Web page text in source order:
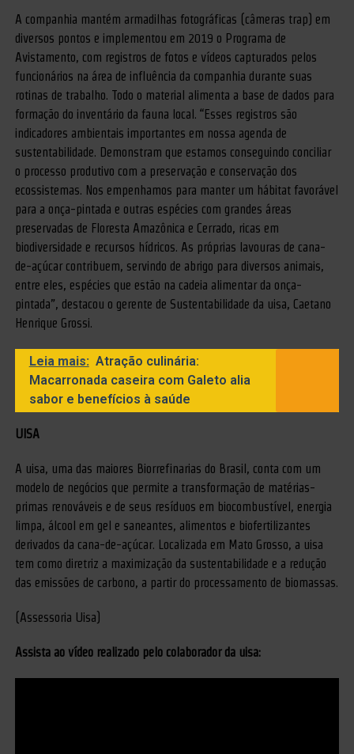
A companhia mantém armadilhas fotográficas (câmeras trap) em
diversos pontos e implementou em 2019 o Programa de
Avistamento, com registros de fotos e vídeos capturados pelos
funcionários na área de influência da companhia durante suas
rotinas de trabalho. Todo o material alimenta a base de dados para
formação do inventário da fauna local. “Esses registros são
indicadores ambientais importantes em nossa agenda de
sustentabilidade. Demonstram que estamos conseguindo conciliar
o processo produtivo com a preservação e conservação dos
ecossistemas. Nos empenhamos para manter um hábitat favorável
para a onça-pintada e outras espécies com grandes áreas
preservadas de Floresta Amazônica e Cerrado, ricas em
biodiversidade e recursos hídricos. As próprias lavouras de cana-
de-açúcar contribuem, servindo de abrigo para diversos animais,
entre eles, espécies que estão na cadeia alimentar da onça-
pintada”, destacou o gerente de Sustentabilidade da uisa, Caetano
Henrique Grossi.
Leia mais: Atração culinária:
Macarronada caseira com Galeto alia
sabor e benefícios à saúde
UISA
A uisa, uma das maiores Biorrefinarias do Brasil, conta com um
modelo de negócios que permite a transformação de matérias-
primas renováveis e de seus resíduos em biocombustível, energia
limpa, álcool em gel e saneantes, alimentos e biofertilizantes
derivados da cana-de-açúcar. Localizada em Mato Grosso, a uisa
tem como diretriz a maximização da sustentabilidade e a redução
das emissões de carbono, a partir do processamento de biomassas.
(Assessoria Uisa)
Assista ao vídeo realizado pelo colaborador da uisa: